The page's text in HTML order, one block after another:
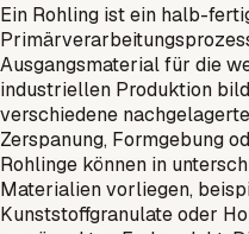
Ein Rohling ist ein halb-
Ausgangsmaterial für die
industriellen Produktion
verschiedene
Zerspanung, Formgebung
Rohlinge können in
Materialien vorliegen,
Kunststoffgranulate oder